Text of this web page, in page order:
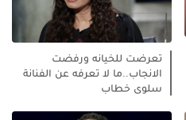
تعرضت للخيانه ورفضت
الانجاب..ما لا تعرفه عن الفنانة
سلوى خطاب